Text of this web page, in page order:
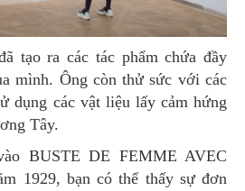
mình. Ông còn thử sức với các
dụng các vật liệu lấy cảm hứng
Tây.
1929, bạn có thể thấy sự đơn